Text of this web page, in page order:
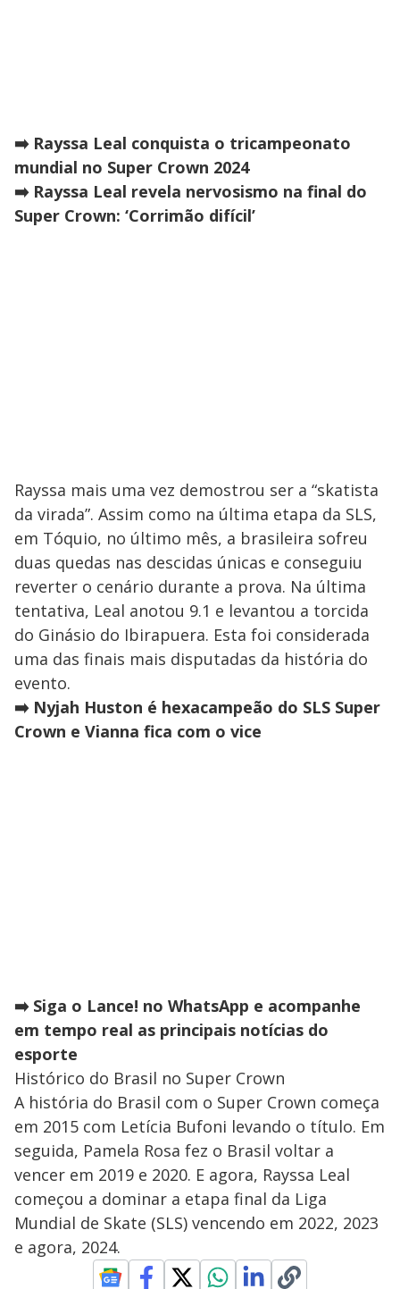
➡️ Rayssa Leal conquista o tricampeonato
mundial no Super Crown 2024
➡️ Rayssa Leal revela nervosismo na final do
Super Crown: ‘Corrimão difícil’
Rayssa mais uma vez demostrou ser a “skatista
da virada”. Assim como na última etapa da SLS,
em Tóquio, no último mês, a brasileira sofreu
duas quedas nas descidas únicas e conseguiu
reverter o cenário durante a prova. Na última
tentativa, Leal anotou 9.1 e levantou a torcida
do Ginásio do Ibirapuera. Esta foi considerada
uma das finais mais disputadas da história do
evento.
➡️ Nyjah Huston é hexacampeão do SLS Super
Crown e Vianna fica com o vice
➡️ Siga o Lance! no WhatsApp e acompanhe
em tempo real as principais notícias do
esporte
Histórico do Brasil no Super Crown
A história do Brasil com o Super Crown começa
em 2015 com Letícia Bufoni levando o título. Em
seguida, Pamela Rosa fez o Brasil voltar a
vencer em 2019 e 2020. E agora, Rayssa Leal
começou a dominar a etapa final da Liga
Mundial de Skate (SLS) vencendo em 2022, 2023
e agora, 2024.